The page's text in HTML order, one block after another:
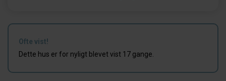
Ofte vist!
Dette hus er for nyligt blevet vist 17 gange.